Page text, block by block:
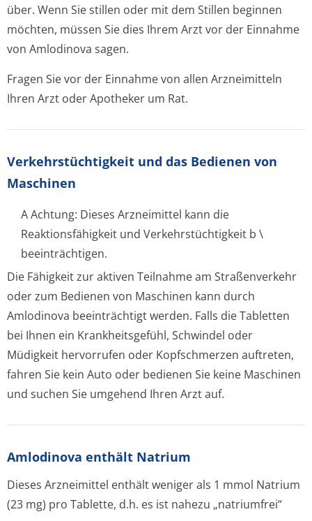
über. Wenn Sie stillen oder mit dem Stillen beginnen
möchten, müssen Sie dies Ihrem Arzt vor der Einnahme
von Amlodinova sagen.
Fragen Sie vor der Einnahme von allen Arzneimitteln
Ihren Arzt oder Apotheker um Rat.
Verkehrstüchtig­keit und das Bedienen von
Maschinen
A Achtung: Dieses Arzneimittel kann die
Reaktionsfähigkeit und Verkehrstüchtigkeit b \
beeinträchtigen.
Die Fähigkeit zur aktiven Teilnahme am Straßenverkehr
oder zum Bedienen von Maschinen kann durch
Amlodinova beeinträchtigt werden. Falls die Tabletten
bei Ihnen ein Krankheitsgefühl, Schwindel oder
Müdigkeit hervorrufen oder Kopfschmerzen auftreten,
fahren Sie kein Auto oder bedienen Sie keine Maschinen
und suchen Sie umgehend Ihren Arzt auf.
Amlodinova enthält Natrium
Dieses Arzneimittel enthält weniger als 1 mmol Natrium
(23 mg) pro Tablette, d.h. es ist nahezu „natriumfrei“